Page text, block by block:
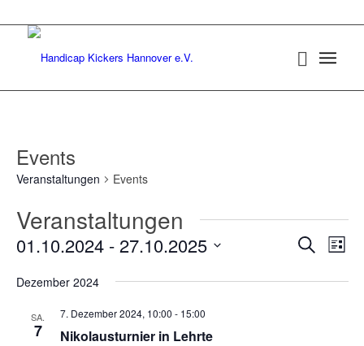
Events
Veranstaltungen Events
Veranstaltungen
SucheListe
01.10.2024 - 27.10.2025
wählen.
Dezember 2024
SA.
7 Nikolausturnier in Lehrte
7. Dezember 2024, 10:00 - 15:00